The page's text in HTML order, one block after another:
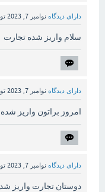
دارای دیدگاه نوامبر 7, 2023
سلام واریز شده تجارت
دارای دیدگاه نوامبر 7, 2023
امروز براتون واریز
دارای دیدگاه نوامبر 7, 2023
دوستان تجارت واریز